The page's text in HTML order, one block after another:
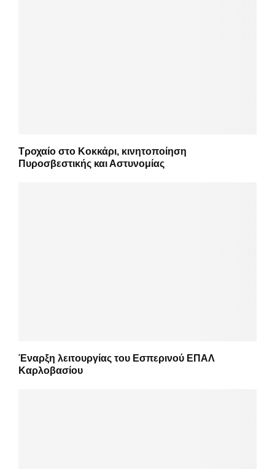
Τροχαίο στο Κοκκάρι, κινητοποίηση
Πυροσβεστικής και Αστυνομίας
Έναρξη λειτουργίας του Εσπερινού ΕΠΑΛ
Καρλοβασίου